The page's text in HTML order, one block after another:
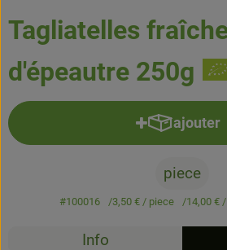
Tagliatelles
d'épeautre 250g
ajouter
Ajouter
piece
#100016 3,50 €/ piece 14,00 €
Info